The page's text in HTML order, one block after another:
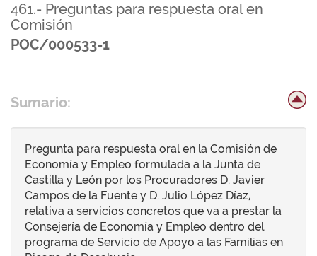
461.- Preguntas para respuesta oral en
Comisión
POC/000533-1
Sumario:
Pregunta para respuesta oral en la Comisión de
Economía y Empleo formulada a la Junta de
Castilla y León por los Procuradores D. Javier
Campos de la Fuente y D. Julio López Díaz,
relativa a servicios concretos que va a prestar la
Consejería de Economía y Empleo dentro del
programa de Servicio de Apoyo a las Familias en